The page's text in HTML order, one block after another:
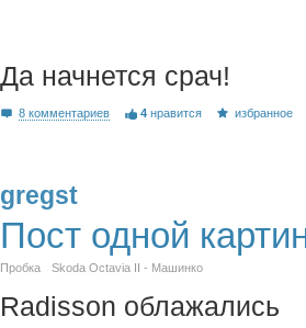
Да начнется срач!
8 комментариев 4 нравится избранное
gregst
Пост одной
Пробка Skoda Octavia II - Машинко
Radisson облажались